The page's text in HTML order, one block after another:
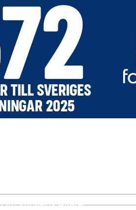
Om Idrottens Affärer